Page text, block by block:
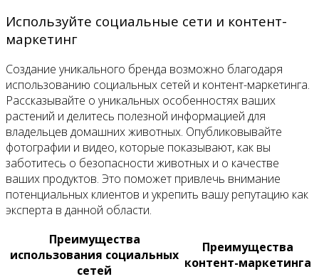
Используйте социальные сети и контент-
маркетинг
Создание уникального бренда возможно благодаря
использованию социальных сетей и контент-маркетинга.
Рассказывайте о уникальных особенностях ваших
растений и делитесь полезной информацией для
владельцев домашних животных. Опубликовывайте
фотографии и видео, которые показывают, как вы
заботитесь о безопасности животных и о качестве
ваших продуктов. Это поможет привлечь внимание
потенциальных клиентов и укрепить вашу репутацию как
эксперта в данной области.
Преимущества
использования социальных
сетей
Преимущества
контент-маркетинга